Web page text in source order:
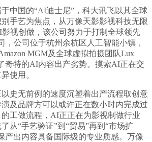
国的“AI迪士尼”，科大讯飞以其全球
手艺为焦点，从万像天影影视科技无限
视创做，该公司努力于打制全球领先
，公司位于杭州余杭区人工智能小镇，
MGM及全球虚拟拍摄团队Lux
奇特的AI内容出产劣势。摸索AI正在交
使用。
无前例的速度沉塑着出产流程取创意
及品牌方可以或许正在数小时内完成过
工做流程，AI正正在为影视制做行业
从“手艺验证”到“贸易”再到“市场扩
产出内容具备国际级的专业质感。万像